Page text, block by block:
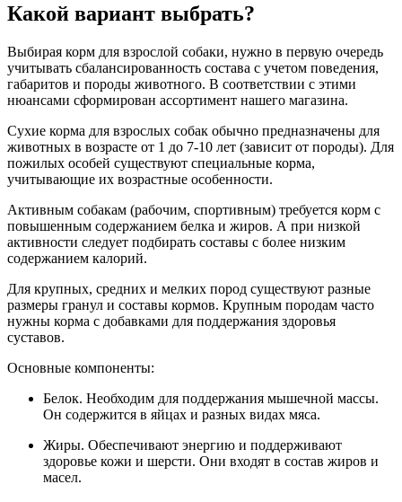
Какой вариант выбрать?
Выбирая корм для взрослой собаки, нужно в первую очередь
учитывать сбалансированность состава с учетом поведения,
габаритов и породы животного. В соответствии с этими
нюансами сформирован ассортимент нашего магазина.
Сухие корма для взрослых собак обычно предназначены для
животных в возрасте от 1 до 7-10 лет (зависит от породы). Для
пожилых особей существуют специальные корма,
учитывающие их возрастные особенности.
Активным собакам (рабочим, спортивным) требуется корм с
повышенным содержанием белка и жиров. А при низкой
активности следует подбирать составы с более низким
содержанием калорий.
Для крупных, средних и мелких пород существуют разные
размеры гранул и составы кормов. Крупным породам часто
нужны корма с добавками для поддержания здоровья
суставов.
Основные компоненты:
Белок. Необходим для поддержания мышечной массы.
Он содержится в яйцах и разных видах мяса.
Жиры. Обеспечивают энергию и поддерживают
здоровье кожи и шерсти. Они входят в состав жиров и
масел.